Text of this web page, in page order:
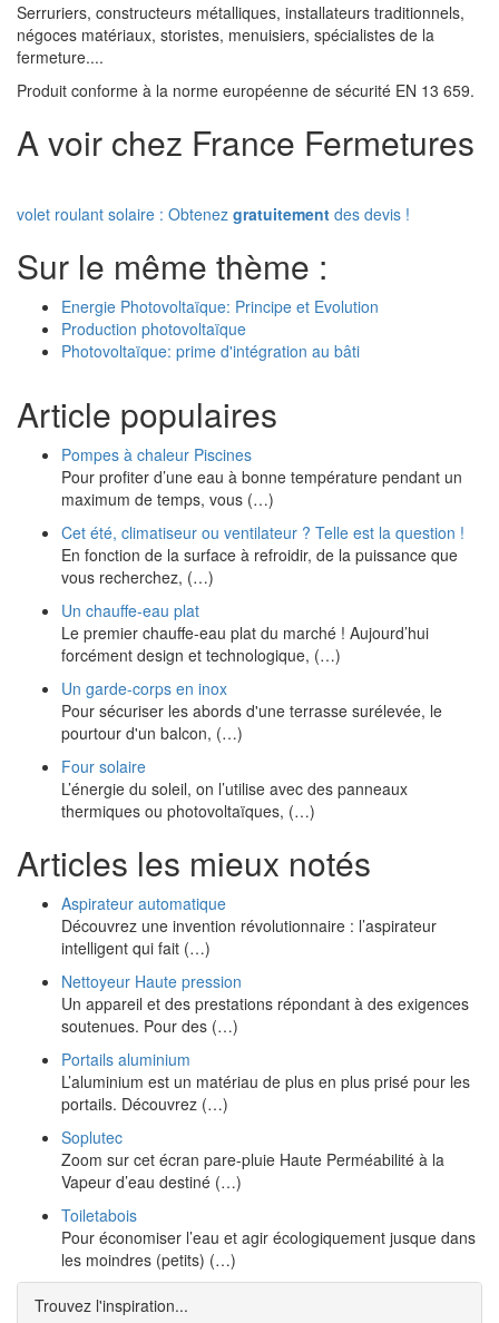
Serruriers, constructeurs métalliques, installateurs traditionnels,
négoces matériaux, storistes, menuisiers, spécialistes de la
fermeture....
Produit conforme à la norme européenne de sécurité EN 13 659.
A voir chez France Fermetures
volet roulant solaire : Obtenez gratuitement des devis !
Sur le même thème :
Energie Photovoltaïque: Principe et Evolution
Production photovoltaïque
Photovoltaïque: prime d'intégration au bâti
Article populaires
Pompes à chaleur Piscines
Pour profiter d’une eau à bonne température pendant un
maximum de temps, vous (…)
Cet été, climatiseur ou ventilateur ? Telle est la question !
En fonction de la surface à refroidir, de la puissance que
vous recherchez, (…)
Un chauffe-eau plat
Le premier chauffe-eau plat du marché ! Aujourd’hui
forcément design et technologique, (…)
Un garde-corps en inox
Pour sécuriser les abords d'une terrasse surélevée, le
pourtour d'un balcon, (…)
Four solaire
L’énergie du soleil, on l’utilise avec des panneaux
thermiques ou photovoltaïques, (…)
Articles les mieux notés
Aspirateur automatique
Découvrez une invention révolutionnaire : l’aspirateur
intelligent qui fait (…)
Nettoyeur Haute pression
Un appareil et des prestations répondant à des exigences
soutenues. Pour des (…)
Portails aluminium
L’aluminium est un matériau de plus en plus prisé pour les
portails. Découvrez (…)
Soplutec
Zoom sur cet écran pare-pluie Haute Perméabilité à la
Vapeur d’eau destiné (…)
Toiletabois
Pour économiser l’eau et agir écologiquement jusque dans
les moindres (petits) (…)
Trouvez l'inspiration...